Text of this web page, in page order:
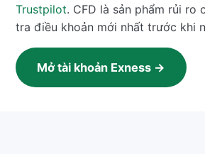
Trustpilot. CFD là sản phẩm rủi ro
tra điều khoản mới nhất trước khi
Mở tài khoản Exness →